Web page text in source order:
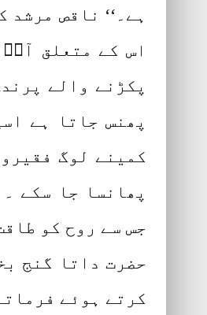
ہے۔‘‘ ناقص
اس کے متعلق آپؒ
پکڑنے والے
پھنس جاتا ہے
کمینے لوگ
پھانسا جا سکے
جس سے روح کو
حضرت داتا گنج
کرتے ہوئے